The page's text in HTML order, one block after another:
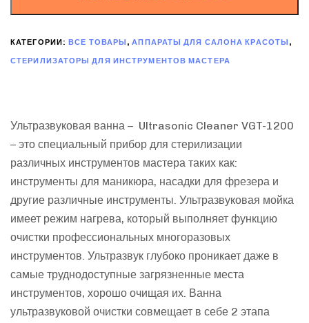
КАТЕГОРИИ:ВСЕ ТОВАРЫ ,АППАРАТЫ ДЛЯ САЛОНА КРАСОТЫ ,
СТЕРИЛИЗАТОРЫ ДЛЯ ИНСТРУМЕНТОВ МАСТЕРА
Ультразвуковая ванна – Ultrasonic Cleaner VGT-1200
– это специальный прибор для стерилизации
различных инструментов мастера таких как:
инструменты для маникюра, насадки для фрезера и
другие различные инструменты. Ультразвуковая мойка
имеет режим нагрева, который выполняет функцию
очистки профессиональных многоразовых
инструментов. Ультразвук глубоко проникает даже в
самые труднодоступные загрязненные места
инструментов, хорошо очищая их. Ванна
ультразвуковой очистки совмещает в себе 2 этапа